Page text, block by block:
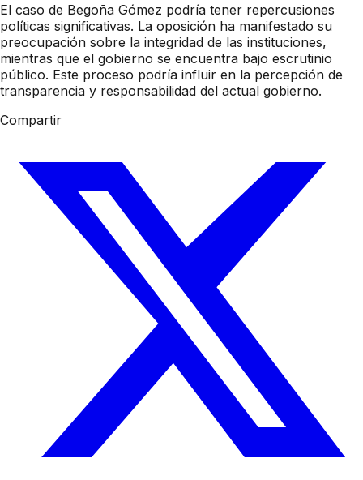
El caso de Begoña Gómez podría tener repercusiones
políticas significativas. La oposición ha manifestado su
preocupación sobre la integridad de las instituciones,
mientras que el gobierno se encuentra bajo escrutinio
público. Este proceso podría influir en la percepción de
transparencia y responsabilidad del actual gobierno.
Compartir